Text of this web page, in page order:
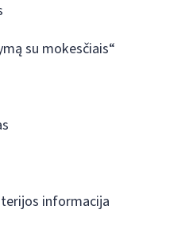
su mokesčiais“
informacija